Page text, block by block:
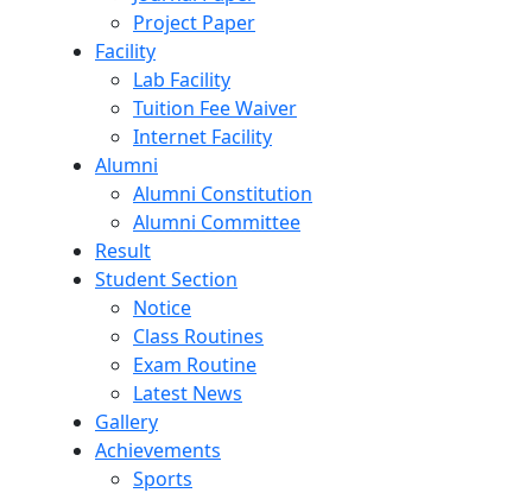
Project Paper
Facility
Lab Facility
Tuition Fee Waiver
Internet Facility
Alumni
Alumni Constitution
Alumni Committee
Result
Student Section
Notice
Class Routines
Exam Routine
Latest News
Gallery
Achievements
Sports